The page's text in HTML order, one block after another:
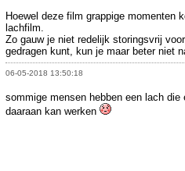
Hoewel deze film grappige momenten
lachfilm.
Zo gauw je niet redelijk storingsvrij
gedragen kunt, kun je maar beter niet
06-05-2018 13:50:18
sommige mensen hebben een lach die
daaraan kan werken